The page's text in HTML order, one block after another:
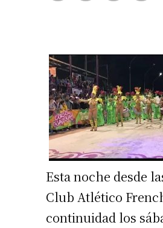
Esta noche desde
Club Atlético
continuidad los